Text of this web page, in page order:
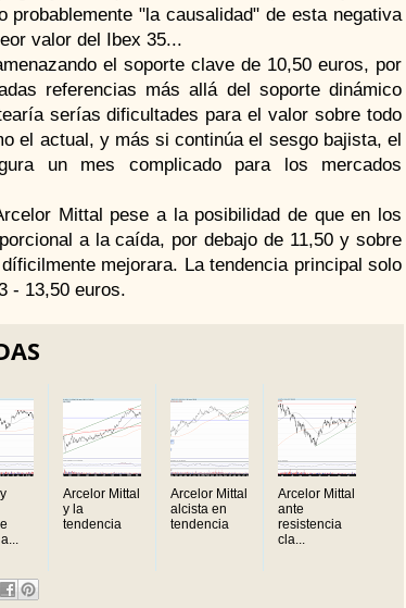
probablemente "la causalidad" de esta negativa
valor del Ibex 35...
el soporte clave de 10,50 euros, por
referencias más allá del soporte dinámico
serías dificultades para el valor sobre todo
el actual, y más si continúa el sesgo bajista, el
un mes complicado para los mercados
Mittal pese a la posibilidad de que en los
a la caída, por debajo de 11,50 y sobre
mejorara. La tendencia principal solo
- 13,50 euros.
Arcelor Mittal
y la
tendencia
Arcelor Mittal
alcista en
tendencia
Arcelor Mittal
ante
resistencia
cla...